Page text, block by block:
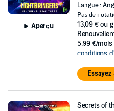
Aperçu
Langue :
Pas de
13,09 € ou
5,99 €/mois
conditions
Secrets of